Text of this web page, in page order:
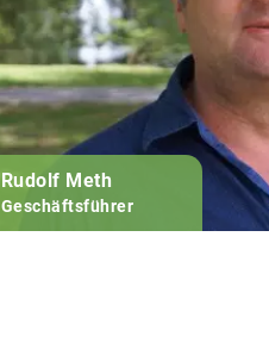
Rudolf Meth
Geschäftsführer